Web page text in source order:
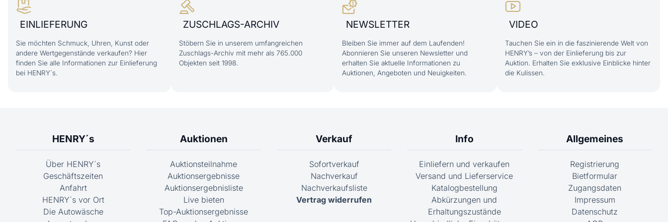
EINLIEFERUNG
Sie möchten Schmuck, Uhren, Kunst oder
andere Wertgegenstände verkaufen? Hier
finden Sie alle Informationen zur Einlieferung
bei HENRY´s.
ZUSCHLAGS-ARCHIV
Stöbern Sie in unserem umfangreichen
Zuschlags-Archiv mit mehr als 765.000
Objekten seit 1998.
NEWSLETTER
Bleiben Sie immer auf dem Laufenden!
Abonnieren Sie unseren Newsletter und
erhalten Sie aktuelle Informationen zu
Auktionen, Angeboten und Neuigkeiten.
VIDEO
Tauchen Sie ein in die faszinierende Welt von
HENRY’s – von der Einlieferung bis zur
Auktion. Erhalten Sie exklusive Einblicke hinter
die Kulissen.
HENRY´s
Über HENRY´s
Geschäftszeiten
Anfahrt
HENRY´s vor Ort
Die Autowäsche
Auktionen
Auktionsteilnahme
Auktionsergebnisse
Auktionsergebnisliste
Live bieten
Top-Auktionsergebnisse
Verkauf
Sofortverkauf
Nachverkauf
Nachverkaufsliste
Vertrag widerrufen
Info
Einliefern und verkaufen
Versand und Lieferservice
Katalogbestellung
Abkürzungen und
Erhaltungszustände
Allgemeines
Registrierung
Bietformular
Zugangsdaten
Impressum
Datenschutz